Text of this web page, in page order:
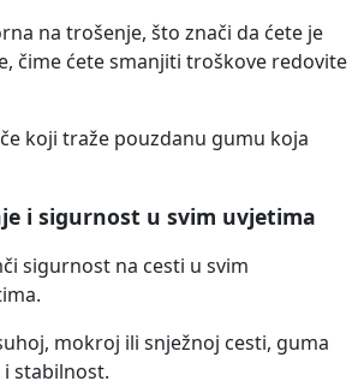
na trošenje, što znači da ćete je
čime ćete smanjiti troškove redovite
koji traže pouzdanu gumu koja
i sigurnost u svim uvjetima
sigurnost na cesti u svim
mokroj ili snježnoj cesti, guma
stabilnost.